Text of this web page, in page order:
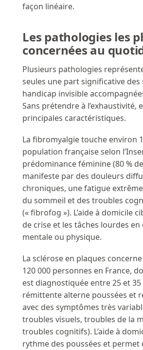
façon linéaire.
Les pathologies les
concernées au
Plusieurs pathologies
seules une part significative
handicap invisible
Sans prétendre à l’exhaustivité,
principales caractéristiques.
La fibromyalgie touche environ
population française selon
prédominance féminine (80 %
manifeste par des douleurs
chroniques, une fatigue
du sommeil et des troubles
(« fibrofog »). L’aide à domicile
de crise et les tâches lourdes en
mentale ou physique.
La sclérose en plaques
120 000 personnes en France,
est diagnostiquée entre 25 et
rémittente alterne poussées et
avec des symptômes très
troubles visuels, troubles de la
troubles cognitifs). L’aide à
rythme des poussées et